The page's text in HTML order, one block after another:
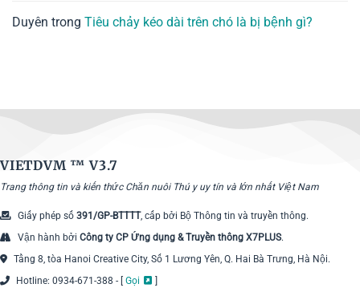
Duyên trong Tiêu chảy kéo dài trên chó là bị bệnh gì?
VIETDVM ™V3.7
Trang thông tin và kiến thức Chăn nuôi Thú y uy tín và lớn nhất Việt Nam
Giấy phép số 391/GP-BTTTT, cấp bởi Bộ Thông tin và truyền thông.
Vận hành bởi Công ty CP Ứng dụng & Truyền thông X7PLUS.
Tầng 8, tòa Hanoi Creative City, Số 1 Lương Yên, Q. Hai Bà Trưng, Hà Nội.
Hotline: 0934-671-388 - [ Gọi